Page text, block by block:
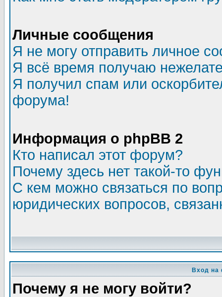
Личные сообщения
Я не могу отправить личное
Я всё время получаю
Я получил спам или
форума!
Информация о phpBB 2
Кто написал этот форум?
Почему здесь нет такой-то
С кем можно связаться по
юридических вопросов,
Вход на
Почему я не могу войти?